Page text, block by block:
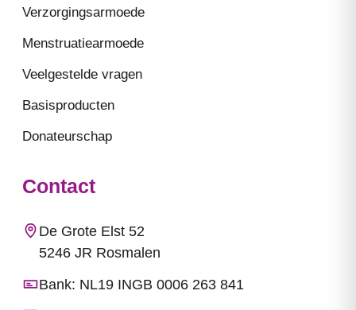
Verzorgingsarmoede
Menstruatiearmoede
Veelgestelde vragen
Basisproducten
Donateurschap
Contact
De Grote Elst 52
5246 JR Rosmalen
Bank: NL19 INGB 0006 263 841